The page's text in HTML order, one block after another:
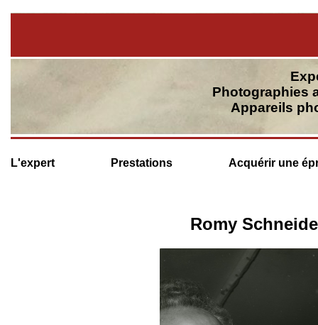
Photographies
Appareils
L'expert Prestations Acquérir une
Romy